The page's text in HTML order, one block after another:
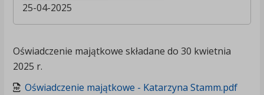
25-04-2025
Oświadczenie majątkowe składane do 30 kwietnia
2025 r.
Oświadczenie majątkowe - Katarzyna Stamm.pdf